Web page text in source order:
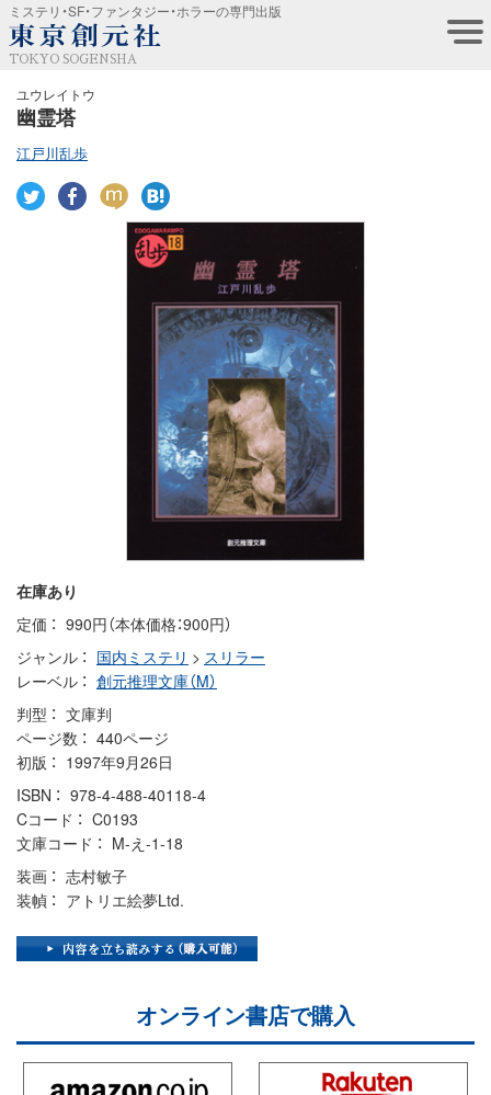
ミステリ・SF・ファンタジー・ホラーの専門出版
TOKYO SOGENSHA
ユウレイトウ
幽霊塔
江戸川乱歩
在庫あり
定価
990円（本体価格：900円）
ジャンル
国内ミステリ > スリラー
レーベル
創元推理文庫（M）
判型
文庫判
ページ数
440ページ
初版
1997年9月26日
ISBN
978-4-488-40118-4
Cコード
C0193
文庫コード
M-え-1-18
装画
志村敏子
装幀
アトリエ絵夢Ltd.
オンライン書店で購入